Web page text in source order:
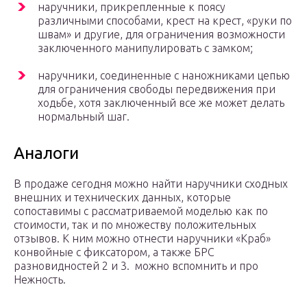
наручники, прикрепленные к поясу
различными способами, крест на крест, «руки по
швам» и другие, для ограничения возможности
заключенного манипулировать с замком;
наручники, соединенные с наножниками цепью
для ограничения свободы передвижения при
ходьбе, хотя заключенный все же может делать
нормальный шаг.
Аналоги
В продаже сегодня можно найти наручники сходных
внешних и технических данных, которые
сопоставимы с рассматриваемой моделью как по
стоимости, так и по множеству положительных
отзывов. К ним можно отнести наручники «Краб»
конвойные с фиксатором, а также БРС
разновидностей 2 и 3. можно вспомнить и про
Нежность.